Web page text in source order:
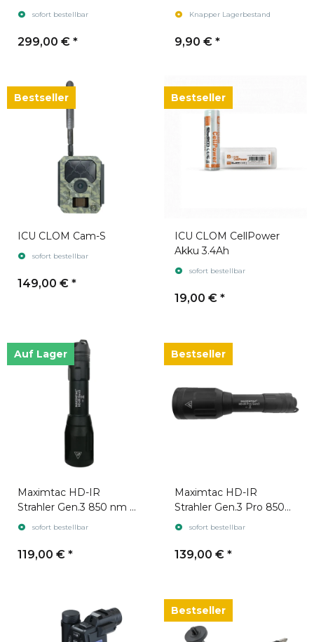
Montageadapter
sofort bestellbar
299,00 € *
Knapper Lagerbestand
9,90 € *
Bestseller
ICU CLOM Cam-S
sofort bestellbar
149,00 € *
Bestseller
ICU CLOM CellPower
Akku 3.4Ah
sofort bestellbar
19,00 € *
Auf Lager
Maximtac HD-IR
Strahler Gen.3 850 nm +
940 nm
sofort bestellbar
119,00 € *
Bestseller
Maximtac HD-IR
Strahler Gen.3 Pro 850
nm + 940 nm
sofort bestellbar
139,00 € *
Bestseller